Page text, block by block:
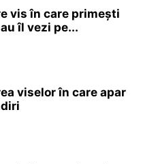
vis în care primești
îl vezi pe...
viselor în care apar